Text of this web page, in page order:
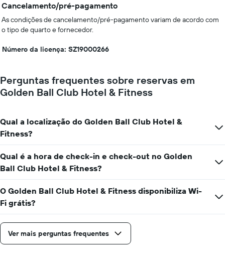
Cancelamento/pré-pagamento
As condições de cancelamento/pré-pagamento variam de acordo com
o tipo de quarto e fornecedor.
Número da licença: SZ19000266
Perguntas frequentes sobre reservas em
Golden Ball Club Hotel & Fitness
Qual a localização do Golden Ball Club Hotel &
Fitness?
Qual é a hora de check-in e check-out no Golden
Ball Club Hotel & Fitness?
O Golden Ball Club Hotel & Fitness disponibiliza Wi-
Fi grátis?
Ver mais perguntas frequentes